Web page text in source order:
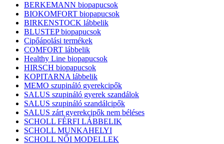
BERKEMANN biopapucsok
BIOKOMFORT biopapucsok
BIRKENSTOCK lábbelik
BLUSTEP biopapucsok
Cipőápolási termékek
COMFORT lábbelik
Healthy Line biopapucsok
HIRSCH biopapucsok
KOPITARNA lábbelik
MEMO szupináló gyerekcipők
SALUS szupináló gyerek szandálok
SALUS szupináló szandálcipők
SALUS zárt gyerekcipők nem béléses
SCHOLL FÉRFI LÁBBELIK
SCHOLL MUNKAHELYI
SCHOLL NŐI MODELLEK